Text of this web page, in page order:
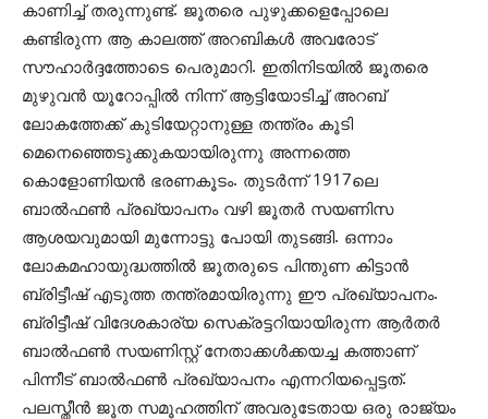
കാണിച്ച് തരുന്നുണ്ട്. ജൂതരെ പുഴുക്കളെപ്പോലെ
കണ്ടിരുന്ന ആ കാലത്ത് അറബികള്‍ അവരോട്
സൗഹാര്‍ദ്ദത്തോടെ പെരുമാറി. ഇതിനിടയില്‍ ജൂതരെ
മുഴുവന്‍ യൂറോപ്പില്‍ നിന്ന് ആട്ടിയോടിച്ച് അറബ്
ലോകത്തേക്ക് കുടിയേറ്റാനുള്ള തന്ത്രം കൂടി
മെനെഞ്ഞെടുക്കുകയായിരുന്നു അന്നത്തെ
കൊളോണിയന്‍ ഭരണകൂടം. തുടര്‍ന്ന് 1917ലെ
ബാല്‍ഫണ്‍ പ്രഖ്യാപനം വഴി ജൂതര്‍ സയണിസ
ആശയവുമായി മുന്നോട്ടു പോയി തുടങ്ങി. ഒന്നാം
ലോകമഹായുദ്ധത്തില്‍ ജൂതരുടെ പിന്തുണ കിട്ടാന്‍
ബ്രിട്ടീഷ് എടുത്ത തന്ത്രമായിരുന്നു ഈ പ്രഖ്യാപനം.
ബ്രിട്ടീഷ് വിദേശകാര്യ സെക്രട്ടറിയായിരുന്ന ആര്‍തര്‍
ബാല്‍ഫണ്‍ സയണിസ്റ്റ് നേതാക്കള്‍ക്കയച്ച കത്താണ്
പിന്നീട് ബാല്‍ഫണ്‍ പ്രഖ്യാപനം എന്നറിയപ്പെട്ടത്.
പലസ്തീന്‍ ജൂത സമൂഹത്തിന് അവരുടേതായ ഒരു രാജ്യം